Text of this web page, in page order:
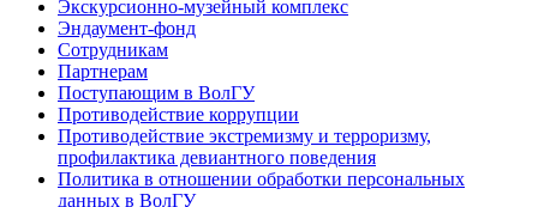
Экскурсионно-музейный комплекс
Эндаумент-фонд
Сотрудникам
Партнерам
Поступающим в ВолГУ
Противодействие коррупции
Противодействие экстремизму и терроризму,
профилактика девиантного поведения
Политика в отношении обработки персональных
данных в ВолГУ